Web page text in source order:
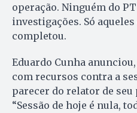
operação. Ninguém do
investigações. Só aqueles
completou.
Eduardo Cunha
com recursos contra a
parecer do relator de seu
“Sessão de hoje é nula,